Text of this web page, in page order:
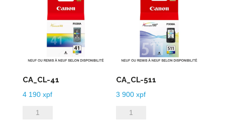
CA_CL-41
4 190 xpf
quantité
CA_CL-511
3 900xpf
quantité